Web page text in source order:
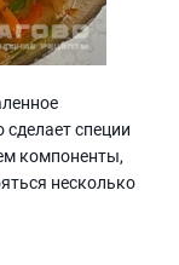
специи
компоненты,
несколько